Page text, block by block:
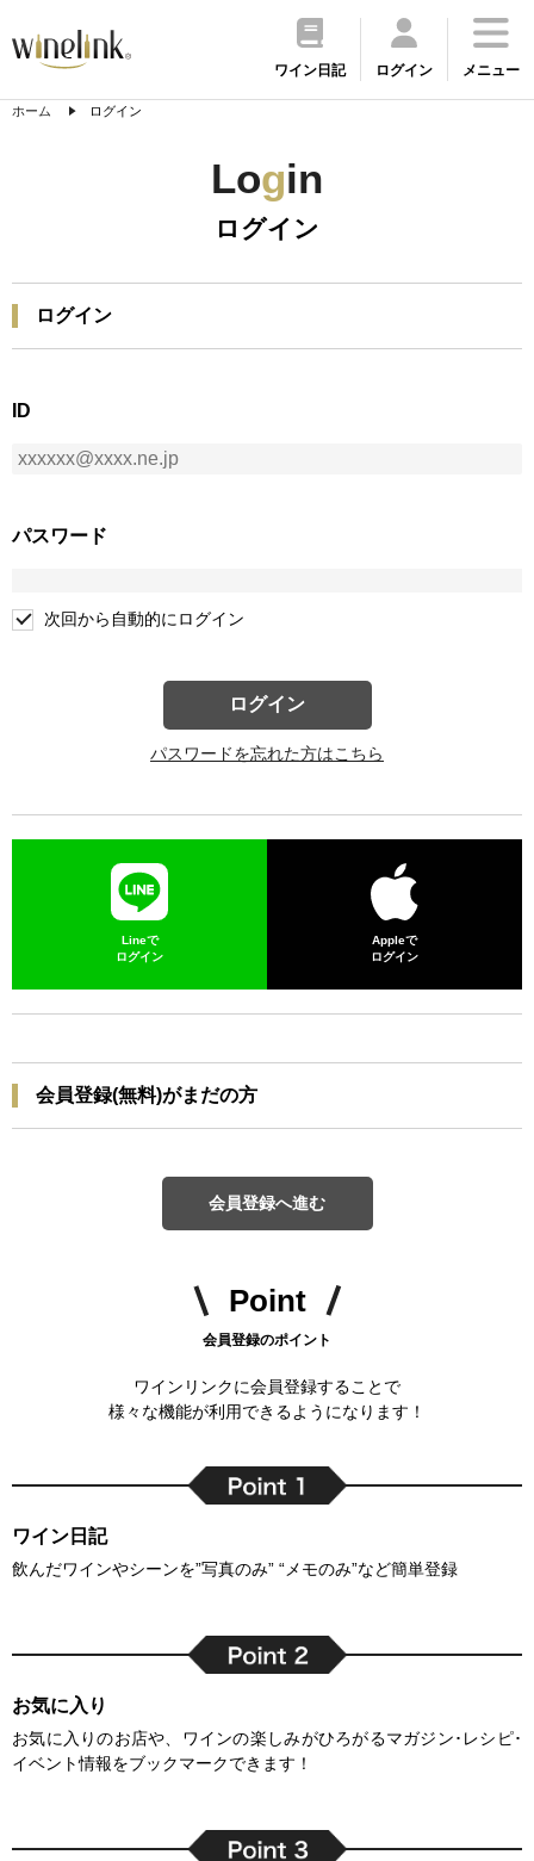
ワイン日記 ログイン メニュー
ホーム ログイン
Login
ログイン
ログイン
ID
パスワード
次回から自動的にログイン
ログイン
パスワードを忘れた方はこちら
Lineで
ログイン
Appleで
ログイン
会員登録(無料)がまだの方
会員登録へ進む
Point
会員登録のポイント
ワインリンクに会員登録することで
様々な機能が利用できるようになります！
ワイン日記
飲んだワインやシーンを”写真のみ” “メモのみ”など簡単登録
お気に入り
お気に入りのお店や、ワインの楽しみがひろがるマガジン･レシピ･
イベント情報をブックマークできます！